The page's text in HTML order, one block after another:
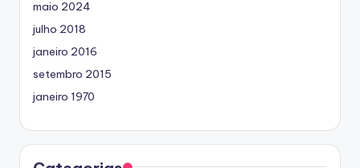
maio 2024
julho 2018
janeiro 2016
setembro 2015
janeiro 1970